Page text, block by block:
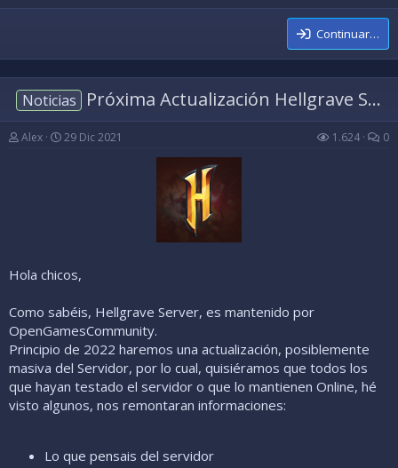
Continuar…
Noticias Próxima Actualización Hellgrave Server
Alex 29 Dic 2021 1.624 0
Hola chicos,
Como sabéis, Hellgrave Server, es mantenido por
OpenGamesCommunity.
Principio de 2022 haremos una actualización, posiblemente
masiva del Servidor, por lo cual, quisiéramos que todos los
que hayan testado el servidor o que lo mantienen Online, hé
visto algunos, nos remontaran informaciones:
Lo que pensais del servidor